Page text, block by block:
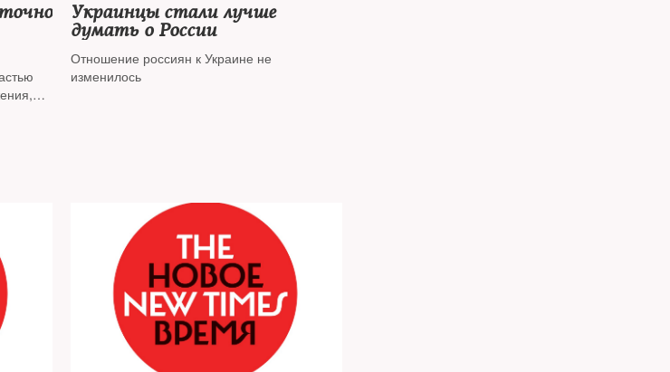
Украинцы стали лучше
думать о России
Отношение россиян к Украине не
изменилось